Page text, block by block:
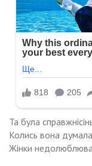
Та була
Колись вона
Жінки